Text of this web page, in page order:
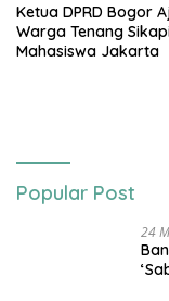
Ketua DPRD Bogor
Warga Tenang
Mahasiswa Jakarta
Popular Post
24